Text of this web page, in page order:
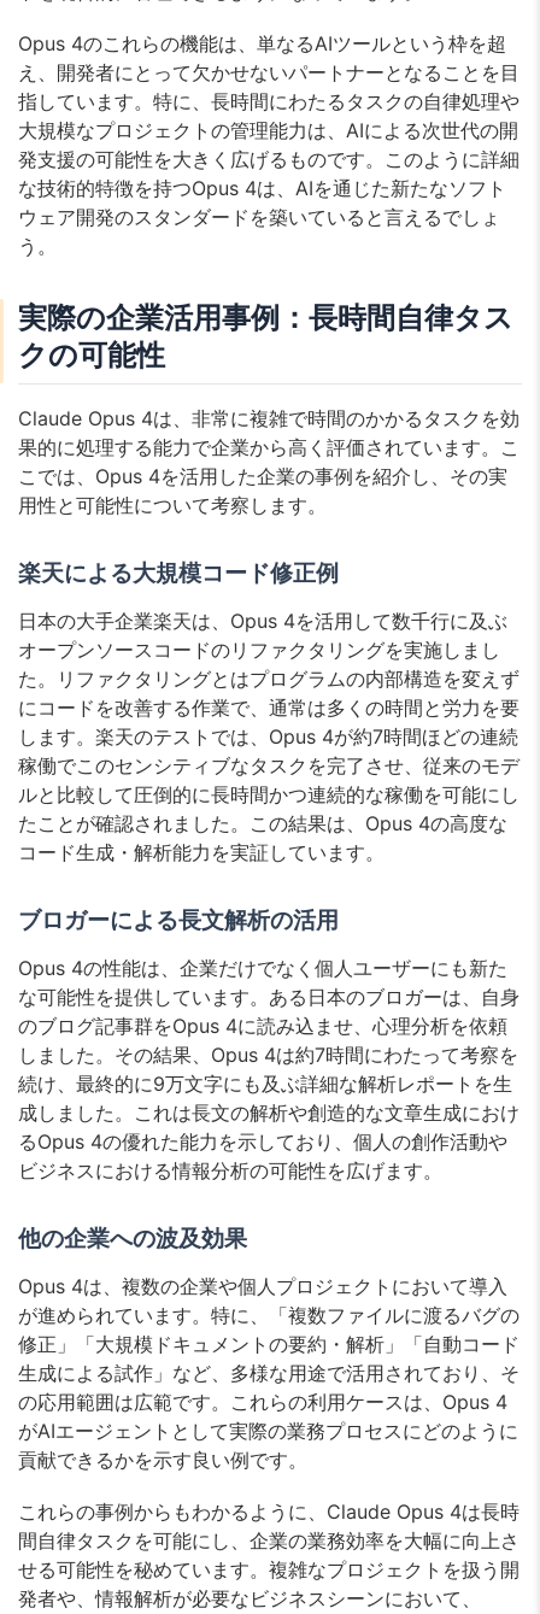
Opus 4のこれらの機能は、単なるAIツールという枠を超
え、開発者にとって欠かせないパートナーとなることを目
指しています。特に、長時間にわたるタスクの自律処理や
大規模なプロジェクトの管理能力は、AIによる次世代の開
発支援の可能性を大きく広げるものです。このように詳細
な技術的特徴を持つOpus 4は、AIを通じた新たなソフト
ウェア開発のスタンダードを築いていると言えるでしょ
う。
実際の企業活用事例：長時間自律タス
クの可能性
Claude Opus 4は、非常に複雑で時間のかかるタスクを効
果的に処理する能力で企業から高く評価されています。こ
こでは、Opus 4を活用した企業の事例を紹介し、その実
用性と可能性について考察します。
楽天による大規模コード修正例
日本の大手企業楽天は、Opus 4を活用して数千行に及ぶ
オープンソースコードのリファクタリングを実施しまし
た。リファクタリングとはプログラムの内部構造を変えず
にコードを改善する作業で、通常は多くの時間と労力を要
します。楽天のテストでは、Opus 4が約7時間ほどの連続
稼働でこのセンシティブなタスクを完了させ、従来のモデ
ルと比較して圧倒的に長時間かつ連続的な稼働を可能にし
たことが確認されました。この結果は、Opus 4の高度な
コード生成・解析能力を実証しています。
ブロガーによる長文解析の活用
Opus 4の性能は、企業だけでなく個人ユーザーにも新た
な可能性を提供しています。ある日本のブロガーは、自身
のブログ記事群をOpus 4に読み込ませ、心理分析を依頼
しました。その結果、Opus 4は約7時間にわたって考察を
続け、最終的に9万文字にも及ぶ詳細な解析レポートを生
成しました。これは長文の解析や創造的な文章生成におけ
るOpus 4の優れた能力を示しており、個人の創作活動や
ビジネスにおける情報分析の可能性を広げます。
他の企業への波及効果
Opus 4は、複数の企業や個人プロジェクトにおいて導入
が進められています。特に、「複数ファイルに渡るバグの
修正」「大規模ドキュメントの要約・解析」「自動コード
生成による試作」など、多様な用途で活用されており、そ
の応用範囲は広範です。これらの利用ケースは、Opus 4
がAIエージェントとして実際の業務プロセスにどのように
貢献できるかを示す良い例です。
これらの事例からもわかるように、Claude Opus 4は長時
間自律タスクを可能にし、企業の業務効率を大幅に向上さ
せる可能性を秘めています。複雑なプロジェクトを扱う開
発者や、情報解析が必要なビジネスシーンにおいて、